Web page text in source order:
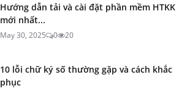
Hướng dẫn tải và cài đặt phần mềm HTKK
mới nhất...
May 30, 2025 0 20
10 lỗi chữ ký số thường gặp và cách khắc
phục